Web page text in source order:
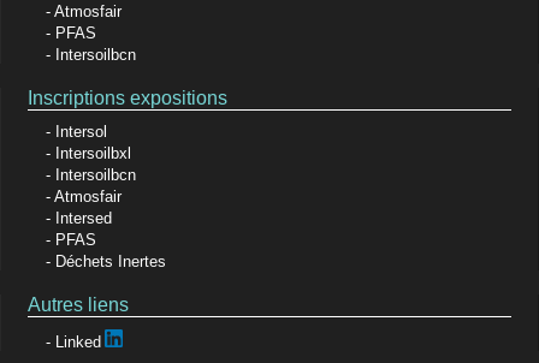
Atmosfair
PFAS
Intersoilbcn
Inscriptions expositions
Intersol
Intersoilbxl
Intersoilbcn
Atmosfair
Intersed
PFAS
Déchets Inertes
Autres liens
Linked